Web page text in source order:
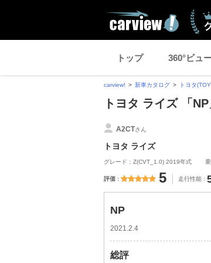
トップ 360°ビュ
carview! 新車カタログ トヨタ
トヨタ ライズ 「
A2CTさん
トヨタ ライズ
グレード：Z(CVT_1.0) 2019年式
評価 5 走行性能
NP
2021.2.4
総評